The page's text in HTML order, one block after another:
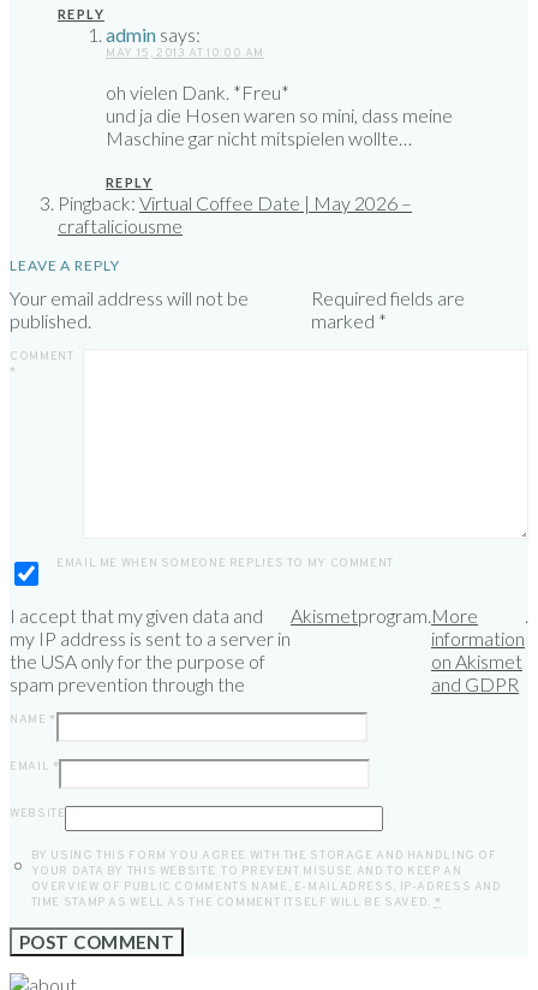
REPLY
admin says:
MAY 15, 2013 AT 10:00 AM
oh vielen Dank. *Freu*
und ja die Hosen waren so mini, dass meine
Maschine gar nicht mitspielen wollte…
REPLY
Pingback: Virtual Coffee Date | May 2026 –
craftaliciousme
LEAVE A REPLY
Your email address will not be
published.
Required fields are
marked *
COMMENT
*
EMAIL ME WHEN SOMEONE REPLIES TO MY COMMENT
I accept that my given data and
my IP address is sent to a server in
the USA only for the purpose of
spam prevention through the
Akismetprogram.More
information
on Akismet
and GDPR
.
NAME *
EMAIL *
WEBSITE
BY USING THIS FORM YOU AGREE WITH THE STORAGE AND HANDLING OF
YOUR DATA BY THIS WEBSITE. TO PREVENT MISUSE AND TO KEEP AN
OVERVIEW OF PUBLIC COMMENTS NAME, E-MAILADRESS, IP-ADRESS AND
TIME STAMP AS WELL AS THE COMMENT ITSELF WILL BE SAVED.
*